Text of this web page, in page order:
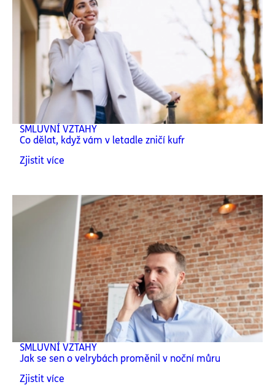
SMLUVNÍ VZTAHY
Co dělat, když vám v letadle zničí kufr
Zjistit více
SMLUVNÍ VZTAHY
Jak se sen o velrybách proměnil v noční můru
Zjistit více